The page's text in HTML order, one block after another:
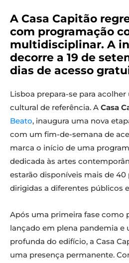
A Casa Capitão
com programação
multidisciplinar. A
decorre a 19 de
dias de acesso
Lisboa prepara-se para
cultural de referência. A Casa
Beato, inaugura uma nova
com um fim-de-semana de
marca o início de uma
dedicada às artes
estarão disponíveis mais de
dirigidas a diferentes públicos
Após uma primeira fase como
lançado em plena pandemia e
profunda do edifício, a Casa
uma presença permanente.